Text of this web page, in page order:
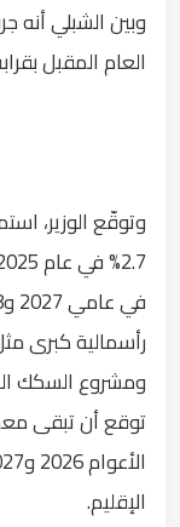
وبين الشبلي أنه
العام المقبل بقرابة 230 مليون دينار مقارنة
وتوقّع الوزير،
رأسمالية كبرى
ومشروع السكك
الإقليم.